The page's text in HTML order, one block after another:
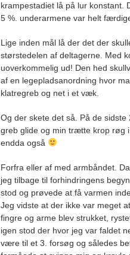
krampestadiet lå på lur konstant.
5 %. underarmene var helt
Lige inden mål lå der det der
størstedelen af deltagerne. Med
uoverkommelig ud! Den hed
af en legepladsanordning hvor
klatregreb og net i et væk.
Og der skete det så. På de
greb glide og min trætte krop
endda også
Forfra eller af med armbåndet.
jeg tilbage til forhindringens
stod og prøvede at få varmen
Jeg vidste at der ikke var meget
fingre og arme blev strukket,
igen stod der hvor jeg var faldet
være til et 3. forsøg og således